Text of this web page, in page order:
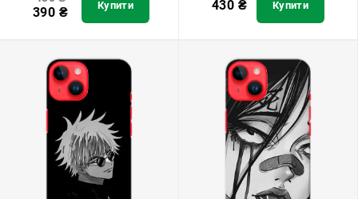
390 ₴ Купити 430 ₴ Купити